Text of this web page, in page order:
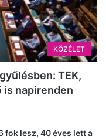
KÖZÉLET
TEK,
is napirenden
fok lesz, 40 éves lett a